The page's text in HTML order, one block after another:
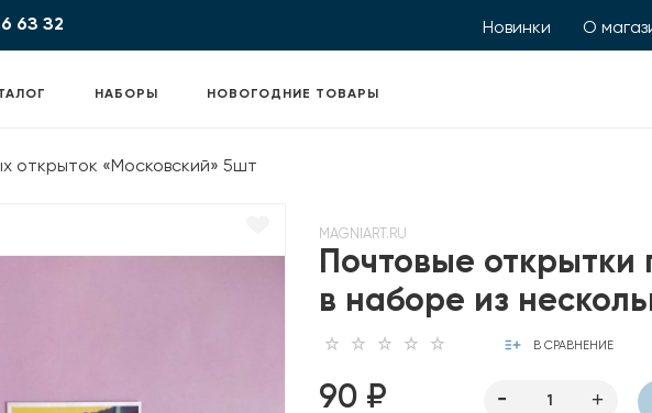
6З З2 Новинки О
НАБОРЫ НОВОГОДНИЕ ТОВАРЫ
открыток «Московский» 5шт
MAGNIART.RU
Почтовые открытки
в наборе из
В СРАВНЕНИЕ
90 ₽